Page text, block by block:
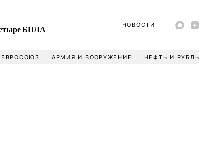
БПЛА НОВОСТИ
ЕВРОСОЮЗ АРМИЯ И ВООРУЖЕНИЕ НЕФТЬ И РУБЛЬ